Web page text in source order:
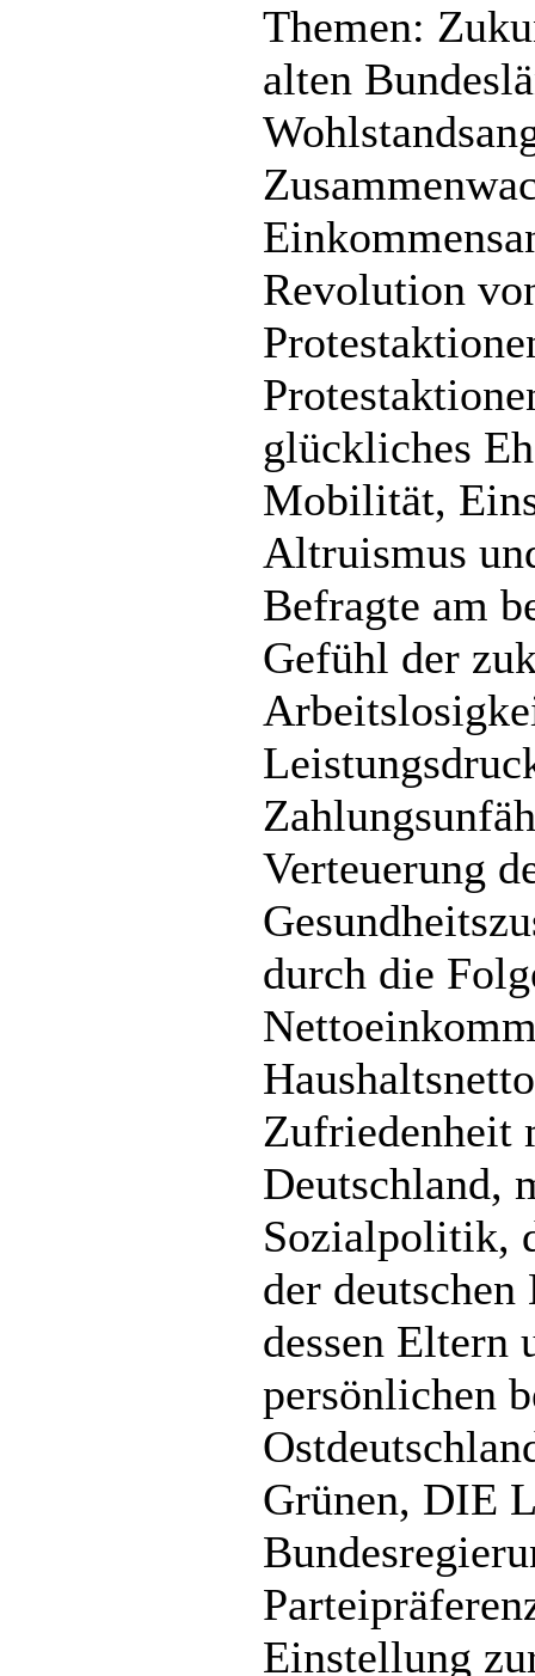
Themen:
alten
Revolution
glückliches
Mobilität,
Altruismus
Befragte am
Gefühl der
Verteuerung
durch die
Zufriedenheit
Deutschland,
Sozialpolitik,
der
dessen
persönlichen
Grünen, DIE
Einstellung